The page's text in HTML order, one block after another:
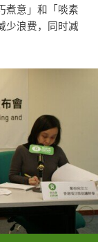
煮意」和「啖素
少浪费，同时减